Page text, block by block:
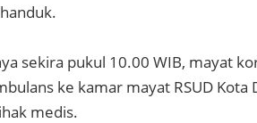
sekira pukul 10.00 WIB, mayat
ke kamar mayat RSUD Kota
medis.